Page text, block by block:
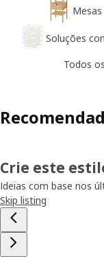
Soluções
Todos
Crie este
Ideias com base nos
Skip listing